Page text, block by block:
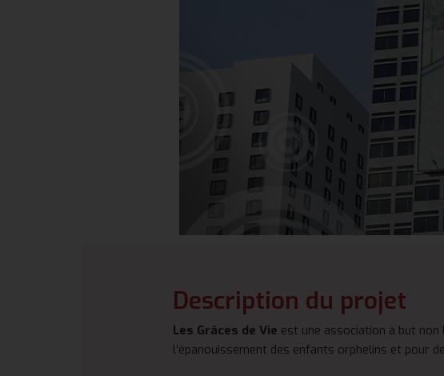
Description du projet
Les Grâces de Vie est une association à but
l’épanouissement des enfants orphelins et pour